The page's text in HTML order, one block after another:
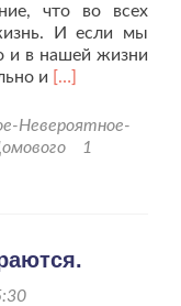
что во всех
И если мы
и в нашей жизни
и Читать
проДомашние
цветы
[…]
Невероятное-
1